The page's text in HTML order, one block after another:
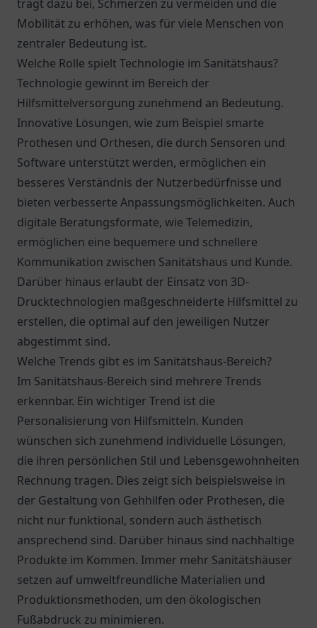
trägt dazu bei, Schmerzen zu vermeiden und die
Mobilität zu erhöhen, was für viele Menschen von
zentraler Bedeutung ist.
Welche Rolle spielt Technologie im Sanitätshaus?
Technologie gewinnt im Bereich der
Hilfsmittelversorgung zunehmend an Bedeutung.
Innovative Lösungen, wie zum Beispiel smarte
Prothesen und Orthesen, die durch Sensoren und
Software unterstützt werden, ermöglichen ein
besseres Verständnis der Nutzerbedürfnisse und
bieten verbesserte Anpassungsmöglichkeiten. Auch
digitale Beratungsformate, wie Telemedizin,
ermöglichen eine bequemere und schnellere
Kommunikation zwischen Sanitätshaus und Kunde.
Darüber hinaus erlaubt der Einsatz von 3D-
Drucktechnologien maßgeschneiderte Hilfsmittel zu
erstellen, die optimal auf den jeweiligen Nutzer
abgestimmt sind.
Welche Trends gibt es im Sanitätshaus-Bereich?
Im Sanitätshaus-Bereich sind mehrere Trends
erkennbar. Ein wichtiger Trend ist die
Personalisierung von Hilfsmitteln. Kunden
wünschen sich zunehmend individuelle Lösungen,
die ihren persönlichen Stil und Lebensgewohnheiten
Rechnung tragen. Dies zeigt sich beispielsweise in
der Gestaltung von Gehhilfen oder Prothesen, die
nicht nur funktional, sondern auch ästhetisch
ansprechend sind. Darüber hinaus sind nachhaltige
Produkte im Kommen. Immer mehr Sanitätshäuser
setzen auf umweltfreundliche Materialien und
Produktionsmethoden, um den ökologischen
Fußabdruck zu minimieren.